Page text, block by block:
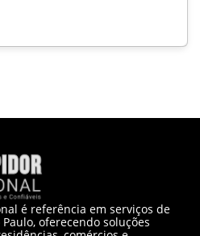
é referência em serviços de
oferecendo soluções